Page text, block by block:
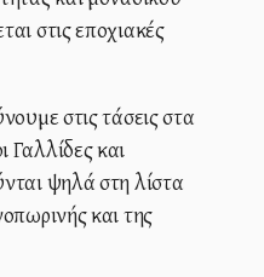
στις εποχιακές
στις τάσεις στα
και
ψηλά στη λίστα
και της